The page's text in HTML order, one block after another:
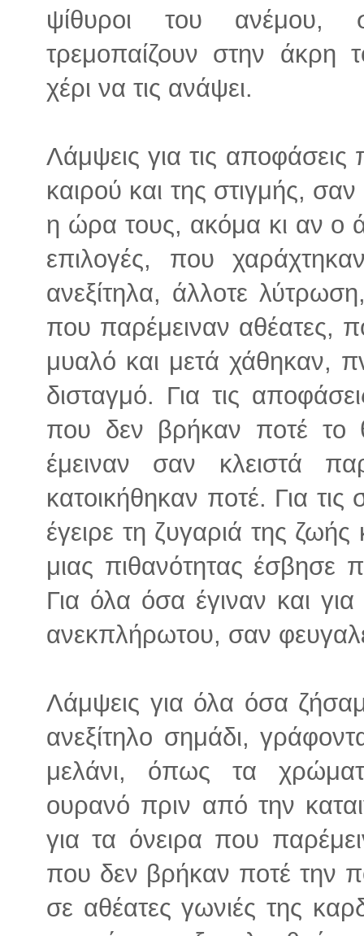
ψίθυροι του ανέμου,
τρεμοπαίζουν στην άκρη
χέρι να τις ανάψει.
Λάμψεις για τις
καιρού και της στιγμής,
η ώρα τους, ακόμα κι αν ο
επιλογές, που
ανεξίτηλα, άλλοτε
που παρέμειναν αθέατες,
μυαλό και μετά χάθηκαν,
δισταγμό. Για τις
που δεν βρήκαν ποτέ το
έμειναν σαν κλειστά
κατοικήθηκαν ποτέ. Για
έγειρε τη ζυγαριά της ζωής
μιας πιθανότητας έσβησε
Για όλα όσα έγιναν και
ανεκπλήρωτου, σαν
Λάμψεις για όλα όσα
ανεξίτηλο σημάδι,
μελάνι, όπως τα
ουρανό πριν από την
για τα όνειρα που
που δεν βρήκαν ποτέ την
σε αθέατες γωνιές της